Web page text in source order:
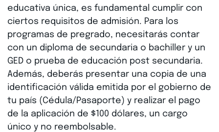
educativa única, es fundamental cumplir con
ciertos requisitos de admisión. Para los
programas de pregrado, necesitarás contar
con un diploma de secundaria o bachiller y un
GED o prueba de educación post secundaria.
Además, deberás presentar una copia de una
identificación válida emitida por el gobierno de
tu país (Cédula/Pasaporte) y realizar el pago
de la aplicación de $100 dólares, un cargo
único y no reembolsable.